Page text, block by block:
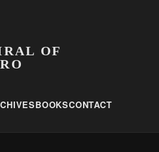
OF
BOOKSCONTACT